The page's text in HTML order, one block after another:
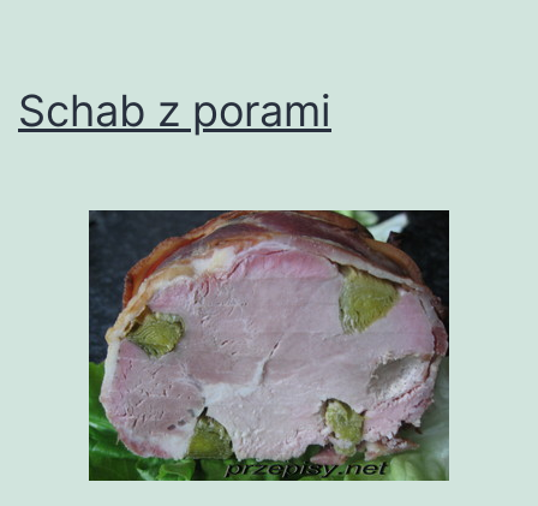
Schab z porami